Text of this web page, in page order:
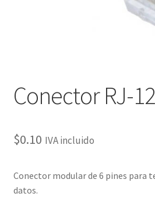
Conector RJ-12
$0.10 IVA incluido
Conector modular de 6 pines para
datos.